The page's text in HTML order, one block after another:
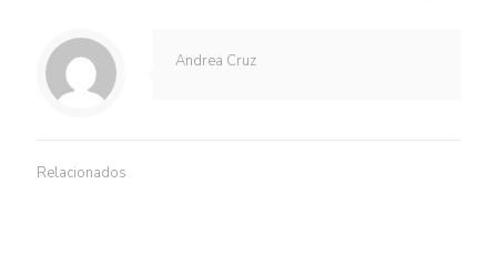
Andrea Cruz
Relacionados